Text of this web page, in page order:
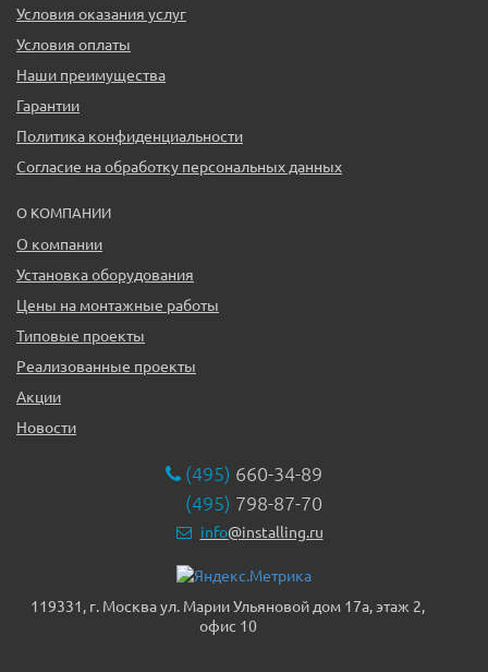
Условия оказания услуг
Условия оплаты
Наши преимущества
Гарантии
Политика конфиденциальности
Согласие на обработку персональных данных
О КОМПАНИИ
О компании
Установка оборудования
Цены на монтажные работы
Типовые проекты
Реализованные проекты
Акции
Новости
(495) 660-34-89
(495) 798-87-70
info@installing.ru
119331, г. Москва ул. Марии Ульяновой дом 17а, этаж 2,
офис 10